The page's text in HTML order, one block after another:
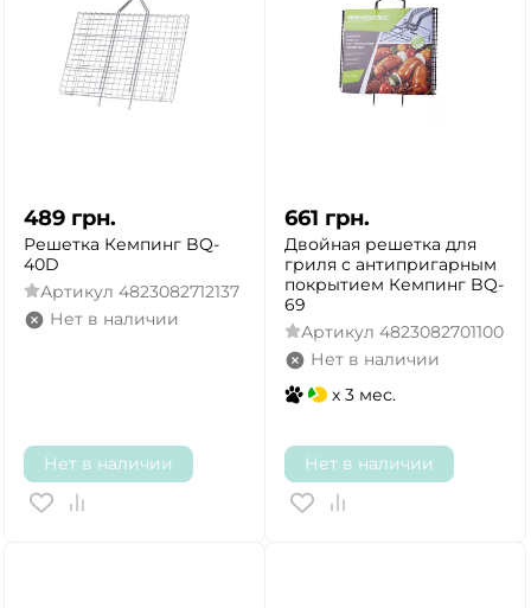
489 грн.
Решетка Кемпинг BQ-
40D
Артикул 4823082712137
Нет в наличии
Нет в наличии
661 грн.
Двойная решетка для
гриля с антипригарным
покрытием Кемпинг BQ-
69
Артикул 4823082701100
Нет в наличии
x 3 мес.
Нет в наличии